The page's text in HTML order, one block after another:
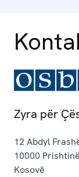
Zyra për
12 Abdyl
10000 Prishtinë
Kosovë